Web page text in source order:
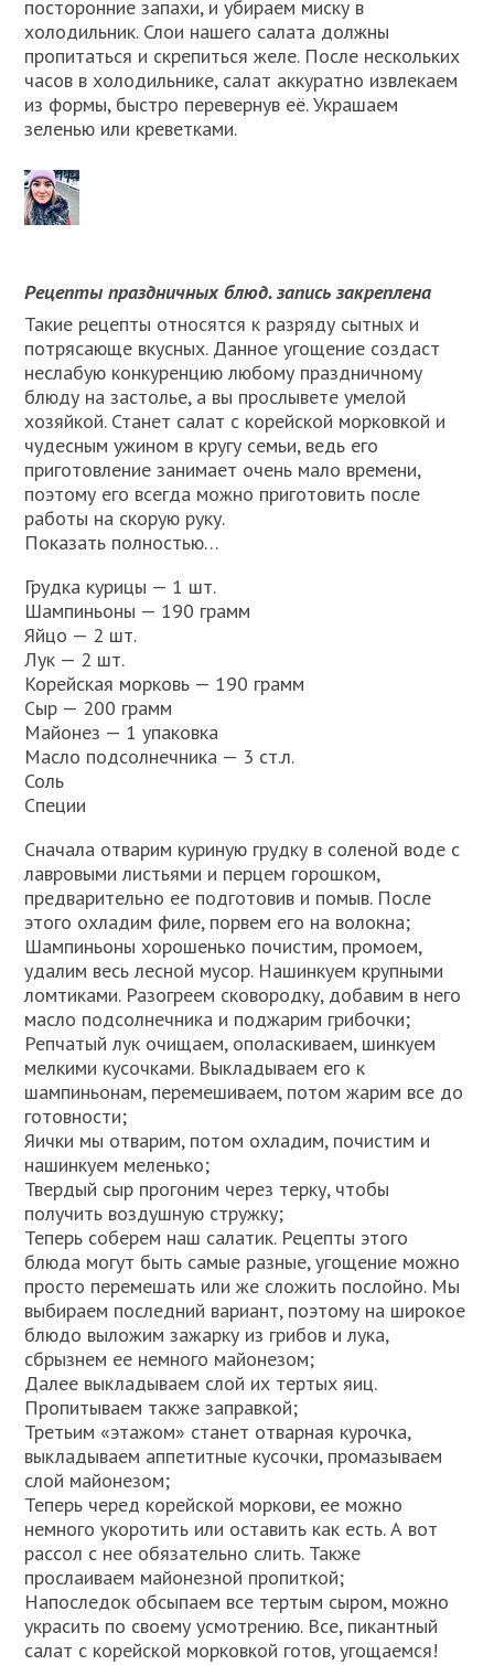
посторонние запахи, и убираем миску в
холодильник. Слои нашего салата должны
пропитаться и скрепиться желе. После нескольких
часов в холодильнике, салат аккуратно извлекаем
из формы, быстро перевернув её. Украшаем
зеленью или креветками.
Рецепты праздничных блюд. запись закреплена
Такие рецепты относятся к разряду сытных и
потрясающе вкусных. Данное угощение создаст
неслабую конкуренцию любому праздничному
блюду на застолье, а вы прослывете умелой
хозяйкой. Станет салат с корейской морковкой и
чудесным ужином в кругу семьи, ведь его
приготовление занимает очень мало времени,
поэтому его всегда можно приготовить после
работы на скорую руку.
Показать полностью…
Грудка курицы — 1 шт.
Шампиньоны — 190 грамм
Яйцо — 2 шт.
Лук — 2 шт.
Корейская морковь — 190 грамм
Сыр — 200 грамм
Майонез — 1 упаковка
Масло подсолнечника — 3 ст.л.
Соль
Специи
Сначала отварим куриную грудку в соленой воде с
лавровыми листьями и перцем горошком,
предварительно ее подготовив и помыв. После
этого охладим филе, порвем его на волокна;
Шампиньоны хорошенько почистим, промоем,
удалим весь лесной мусор. Нашинкуем крупными
ломтиками. Разогреем сковородку, добавим в него
масло подсолнечника и поджарим грибочки;
Репчатый лук очищаем, ополаскиваем, шинкуем
мелкими кусочками. Выкладываем его к
шампиньонам, перемешиваем, потом жарим все до
готовности;
Яички мы отварим, потом охладим, почистим и
нашинкуем меленько;
Твердый сыр прогоним через терку, чтобы
получить воздушную стружку;
Теперь соберем наш салатик. Рецепты этого
блюда могут быть самые разные, угощение можно
просто перемешать или же сложить послойно. Мы
выбираем последний вариант, поэтому на широкое
блюдо выложим зажарку из грибов и лука,
сбрызнем ее немного майонезом;
Далее выкладываем слой их тертых яиц.
Пропитываем также заправкой;
Третьим «этажом» станет отварная курочка,
выкладываем аппетитные кусочки, промазываем
слой майонезом;
Теперь черед корейской моркови, ее можно
немного укоротить или оставить как есть. А вот
рассол с нее обязательно слить. Также
прослаиваем майонезной пропиткой;
Напоследок обсыпаем все тертым сыром, можно
украсить по своему усмотрению. Все, пикантный
салат с корейской морковкой готов, угощаемся!